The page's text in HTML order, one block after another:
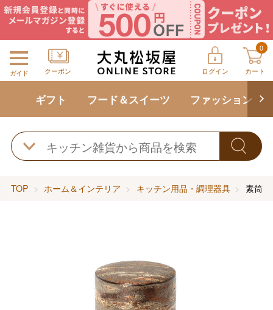
ガイド クーポン ログイン
0
カート
ギフト フード＆スイーツ ファッション
TOP ホーム＆インテリア キッチン用品・調理器具 素筒